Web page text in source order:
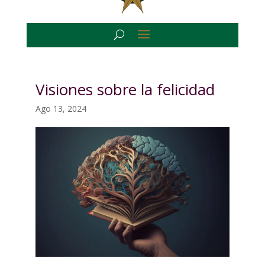
Visiones sobre la felicidad
Ago 13, 2024